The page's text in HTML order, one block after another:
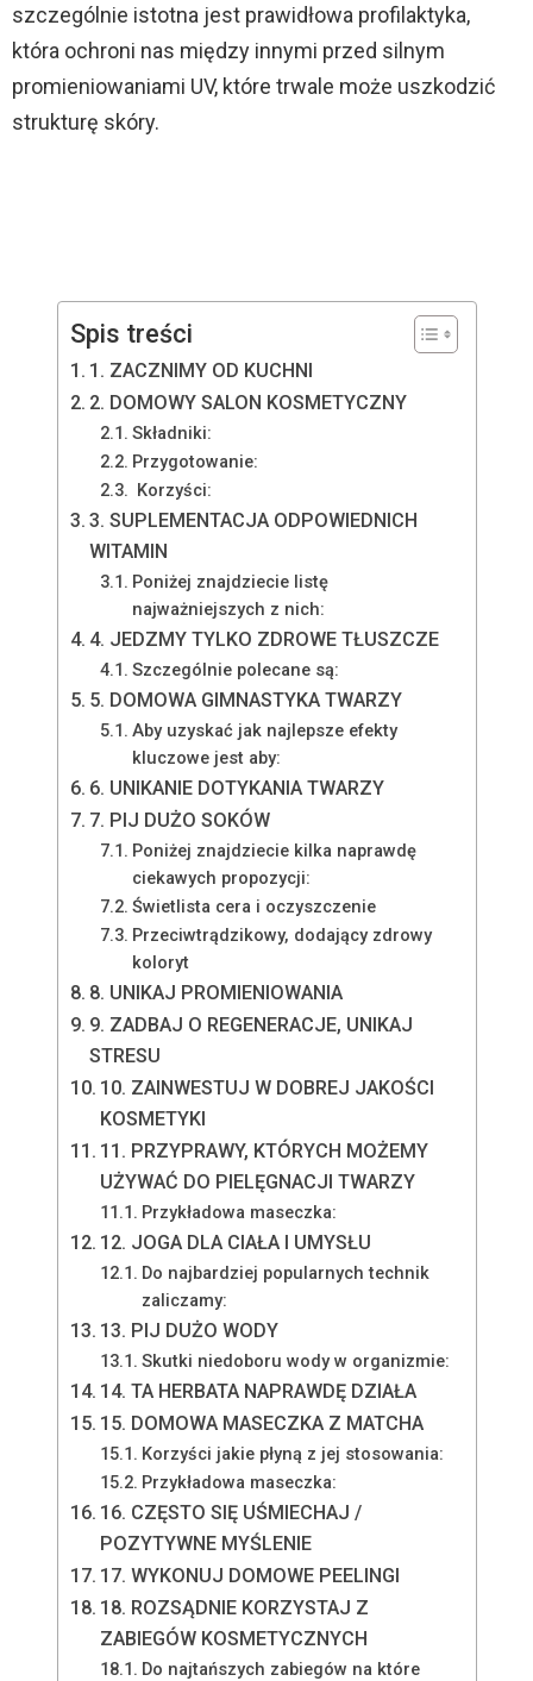
szczególnie istotna jest prawidłowa profilaktyka,
która ochroni nas między innymi przed silnym
promieniowaniami UV, które trwale może uszkodzić
strukturę skóry.
Spis treści
1. ZACZNIMY OD KUCHNI
2. DOMOWY SALON KOSMETYCZNY
Składniki:
Przygotowanie:
Korzyści:
3. SUPLEMENTACJA ODPOWIEDNICH
WITAMIN
Poniżej znajdziecie listę
najważniejszych z nich:
4. JEDZMY TYLKO ZDROWE TŁUSZCZE
Szczególnie polecane są:
5. DOMOWA GIMNASTYKA TWARZY
Aby uzyskać jak najlepsze efekty
kluczowe jest aby:
6. UNIKANIE DOTYKANIA TWARZY
7. PIJ DUŻO SOKÓW
Poniżej znajdziecie kilka naprawdę
ciekawych propozycji:
Świetlista cera i oczyszczenie
Przeciwtrądzikowy, dodający zdrowy
koloryt
8. UNIKAJ PROMIENIOWANIA
9. ZADBAJ O REGENERACJE, UNIKAJ
STRESU
10. ZAINWESTUJ W DOBREJ JAKOŚCI
KOSMETYKI
11. PRZYPRAWY, KTÓRYCH MOŻEMY
UŻYWAĆ DO PIELĘGNACJI TWARZY
Przykładowa maseczka:
12. JOGA DLA CIAŁA I UMYSŁU
Do najbardziej popularnych technik
zaliczamy:
13. PIJ DUŻO WODY
Skutki niedoboru wody w organizmie:
14. TA HERBATA NAPRAWDĘ DZIAŁA
15. DOMOWA MASECZKA Z MATCHA
Korzyści jakie płyną z jej stosowania:
Przykładowa maseczka:
16. CZĘSTO SIĘ UŚMIECHAJ /
POZYTYWNE MYŚLENIE
17. WYKONUJ DOMOWE PEELINGI
18. ROZSĄDNIE KORZYSTAJ Z
ZABIEGÓW KOSMETYCZNYCH
Do najtańszych zabiegów na które